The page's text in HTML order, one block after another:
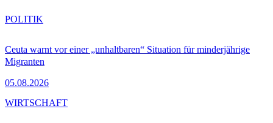
Ceuta warnt vor einer „unhaltbaren“ Situation für minderjährige
Migranten
05.08.2026
POLITIK
WIRTSCHAFT